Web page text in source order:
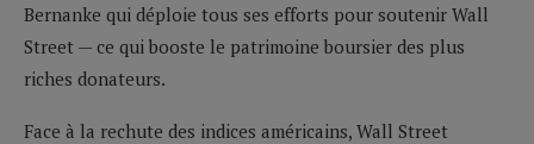
Bernanke qui déploie tous ses efforts pour soutenir Wall
Street — ce qui booste le patrimoine boursier des plus
riches donateurs.
Face à la rechute des indices américains, Wall Street